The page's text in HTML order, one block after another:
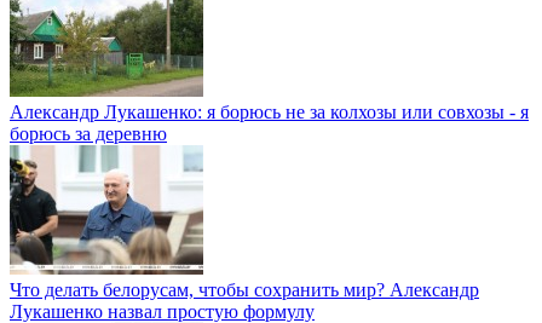
Александр Лукашенко: я борюсь не за колхозы или совхозы - я
борюсь за деревню
Что делать белорусам, чтобы сохранить мир? Александр
Лукашенко назвал простую формулу